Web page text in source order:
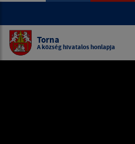
Torna
A község hivatalos honlapja